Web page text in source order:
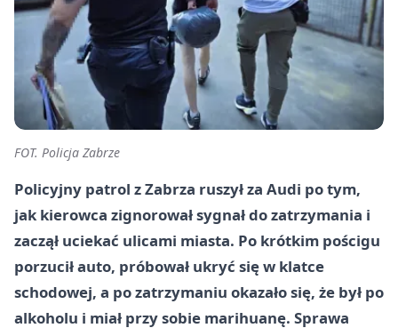
FOT. Policja Zabrze
Policyjny patrol z Zabrza ruszył za Audi po tym,
jak kierowca zignorował sygnał do zatrzymania i
zaczął uciekać ulicami miasta. Po krótkim pościgu
porzucił auto, próbował ukryć się w klatce
schodowej, a po zatrzymaniu okazało się, że był po
alkoholu i miał przy sobie marihuanę. Sprawa